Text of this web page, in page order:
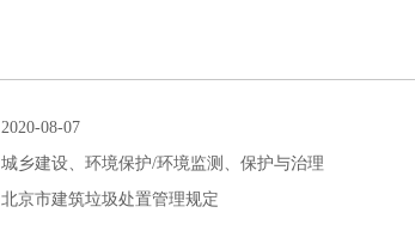
2020-08-07
城乡建设、环境保护/环境监测、保护与治理
北京市建筑垃圾处置管理规定